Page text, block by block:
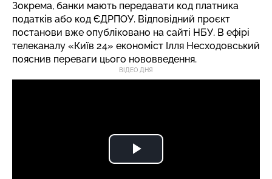
Зокрема, банки мають передавати код платника
податків або код ЄДРПОУ. Відповідний проєкт
постанови вже опубліковано на сайті НБУ. В ефірі
телеканалу «Київ 24» економіст Ілля Несходовський
пояснив переваги цього нововведення.
ВІДЕО ДНЯ